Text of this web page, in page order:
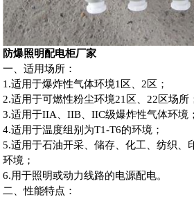
防爆照明配电柜厂家
一、适用场所：
1.适用于爆炸性气体环境1区、2区；
2.适用于可燃性粉尘环境21区、22区场所
3.适用于IIA、IIB、IIC级爆炸性气体环境；
4.适用于温度组别为T1-T6的环境；
5.适用于石油开采、储存、化工、纺织、
环境；
6.用于照明或动力线路的电源配电。
二、性能特点：